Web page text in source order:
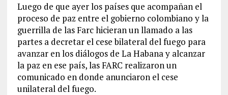
Luego de que ayer los países que acompañan el
proceso de paz entre el gobierno colombiano y la
guerrilla de las Farc hicieran un llamado a las
partes a decretar el cese bilateral del fuego para
avanzar en los diálogos de La Habana y alcanzar
la paz en ese país, las FARC realizaron un
comunicado en donde anunciaron el cese
unilateral del fuego.